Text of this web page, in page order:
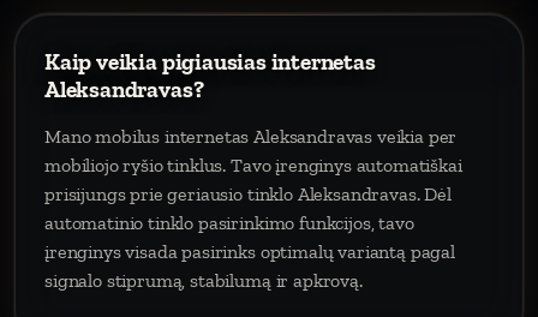
Kaip veikia pigiausias internetas
Aleksandravas?
Mano mobilus internetas Aleksandravas veikia per
mobiliojo ryšio tinklus. Tavo įrenginys automatiškai
prisijungs prie geriausio tinklo Aleksandravas. Dėl
automatinio tinklo pasirinkimo funkcijos, tavo
įrenginys visada pasirinks optimalų variantą pagal
signalo stiprumą, stabilumą ir apkrovą.